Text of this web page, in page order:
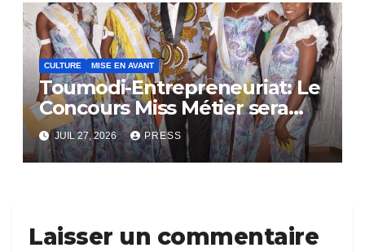
CULTURE MISE EN AVANT
Toumodi-Entrepreneuriat: Le
Concours Miss Métier sera
bientôt lance.
JUIL 27, 2026 PRESS
Laisser un commentaire